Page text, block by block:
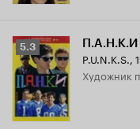
Рейтинг
Кинопоиска
5.3
5.3 П.А.Н.К.И
P.U.N.K.S.,
Художник